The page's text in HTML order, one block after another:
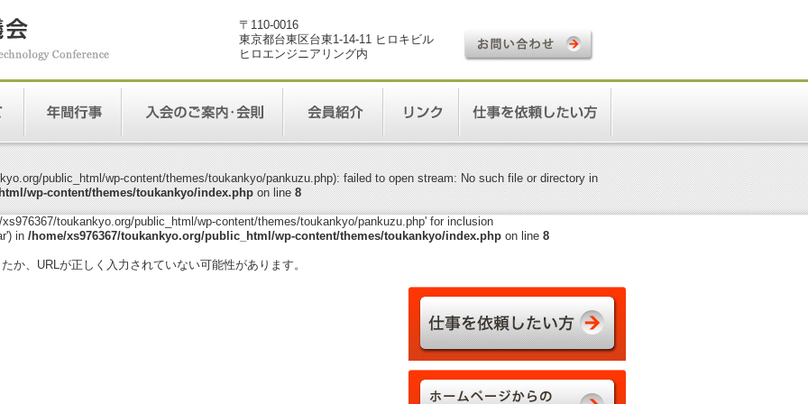
〒110-0016
東京都台東区台東1-14-11 ヒロキビル
ヒロエンジニアリング内
public_html/wp-content/themes/toukankyo/pankuzu.php): failed to open stream: No such file or directory in
wp-content/themes/toukankyo/index.phpon line8
toukankyo.org/public_html/wp-content/themes/toukankyo/pankuzu.php' for inclusion
in /home/xs976367/toukankyo.org/public_html/wp-content/themes/toukankyo/index.phpon line 8
か、URLが正しく入力されていない可能性があります。